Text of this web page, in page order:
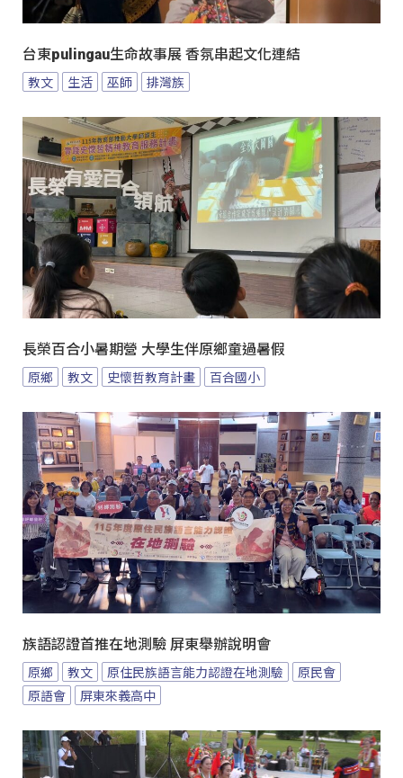
台東pulingau生命故事展 香氛串起文化連結
教文 生活 巫師 排灣族
長榮百合小暑期營 大學生伴原鄉童過暑假
原鄉 教文 史懷哲教育計畫 百合國小
族語認證首推在地測驗 屏東舉辦說明會
原鄉 教文 原住民族語言能力認證在地測驗
原民會
原語會
屏東來義高中